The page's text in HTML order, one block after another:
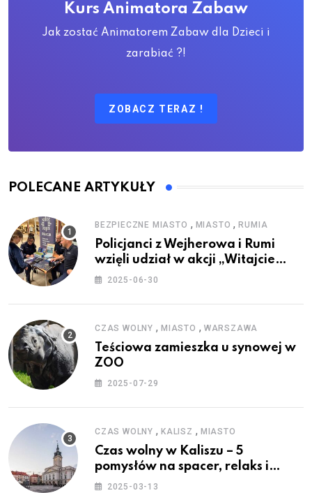
Kurs Animatora Zabaw
Jak zostać Animatorem Zabaw dla Dzieci i
zarabiać ?!
ZOBACZ TERAZ !
POLECANE ARTYKUŁY
BEZPIECZNE MIASTO , MIASTO ,RUMIA
Policjanci z Wejherowa i Rumi
wzięli udział w akcji „Witajcie
Wakacje”
2025-06-30
CZAS WOLNY , MIASTO , WARSZAWA
Teściowa zamieszka u synowej w
ZOO
2025-07-29
CZAS WOLNY , KALISZ , MIASTO
Czas wolny w Kaliszu – 5
pomysłów na spacer, relaks i
rodzinne atrakcje
2025-03-13